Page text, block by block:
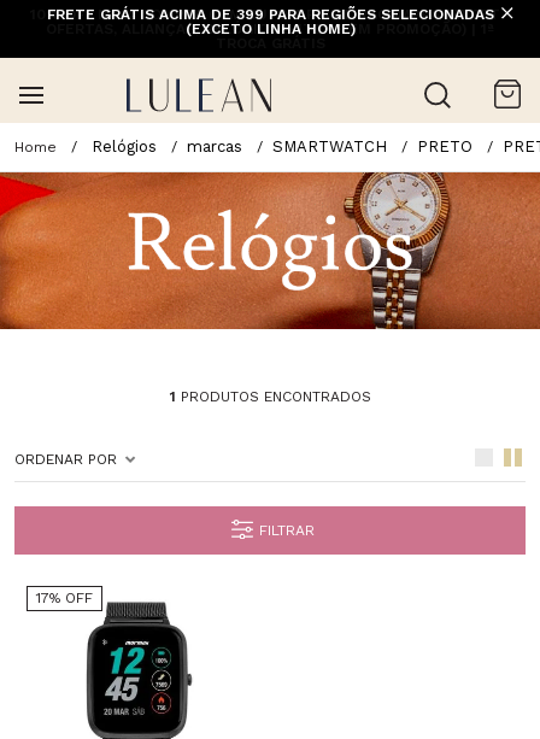
10% OFF NA 1ª COMPRA COM CUPOM PRIMEIRACOMPRA (EXCETO
OFERTAS, ALIANÇAS, RELÓGIOS E ITENS EM PROMOÇÃO) | 1ª
FRETE GRÁTIS ACIMA DE 399 PARA REGIÕES SELECIONADAS
(EXCETO LINHA HOME)
Relógios marcas SMARTWATCH PRETO
1 PRODUTOS ENCONTRADOS
ORDENAR POR
FILTRAR
17% OFF